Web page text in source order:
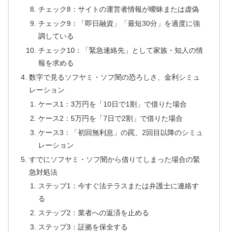
チェック8：サイトの運営者情報が曖昧または虚偽
チェック9：「即日融資」「最短30分」を過度に強
調している
チェック10：「緊急連絡先」として家族・知人の情
報を求める
数字で見るソフヤミ・ソフ闇の恐ろしさ、金利シミュ
レーション
ケース1：3万円を「10日で1割」で借りた場合
ケース2：5万円を「7日で2割」で借りた場合
ケース3：「初回無利息」の罠、2回目以降のシミュ
レーション
すでにソフヤミ・ソフ闇から借りてしまった場合の緊
急対処法
ステップ1：今すぐ法テラスまたは弁護士に連絡す
る
ステップ2：業者への返済を止める
ステップ3：証拠を保全する